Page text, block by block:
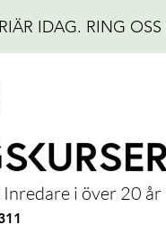
IDAG. RING
i över 20 år